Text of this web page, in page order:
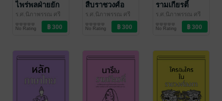
ไพร่พลฝ่ายยัก
ษาและวานร
ร.ศ.นิภาพรรณ ศรี
/ พรรณนิภ
วรรณกรรมคลาสสิก/
วรรณคดีไทย
No Rating
สืบราชวงศ์อ
โยธยา
ร.ศ.นิภาพรรณ ศรี
/ พรรณนิภ
วรรณกรรมคลาสสิก/
วรรณคดีไทย
No Rating
รามเกียรติ์
ร.ศ.นิภาพรรณ ศรี
/ พรรณนิภ
วรรณกรรมทั่วไป
No Rating